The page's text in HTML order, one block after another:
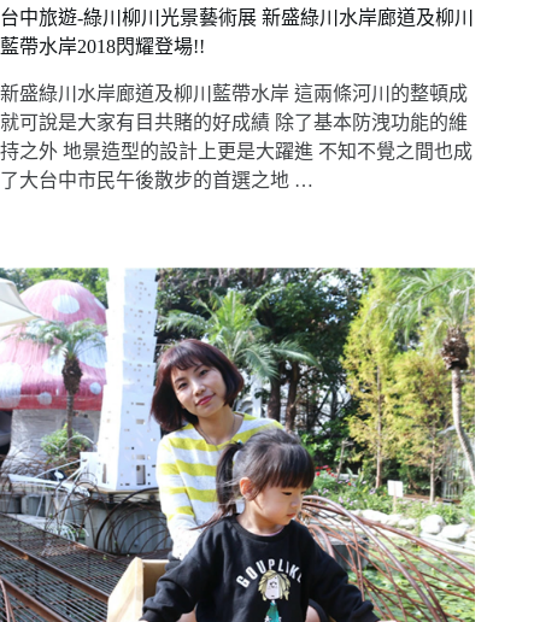
台中旅遊-綠川柳川光景藝術展 新盛綠川水岸廊道及柳川
藍帶水岸2018閃耀登場!!
新盛綠川水岸廊道及柳川藍帶水岸 這兩條河川的整頓成
就可說是大家有目共賭的好成績 除了基本防洩功能的維
持之外 地景造型的設計上更是大躍進 不知不覺之間也成
了大台中市民午後散步的首選之地 …